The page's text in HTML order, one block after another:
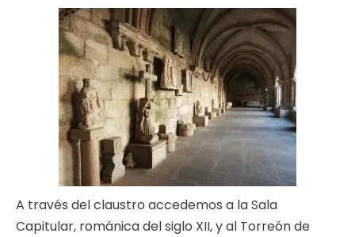
A través del claustro accedemos a la Sala
Capitular, románica del siglo XII, y al Torreón de